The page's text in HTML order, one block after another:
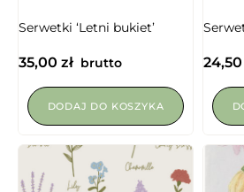
Serwetki ‘Letni bukiet’
35,00 zł brutto
DODAJ DO KOSZYKA
24,50